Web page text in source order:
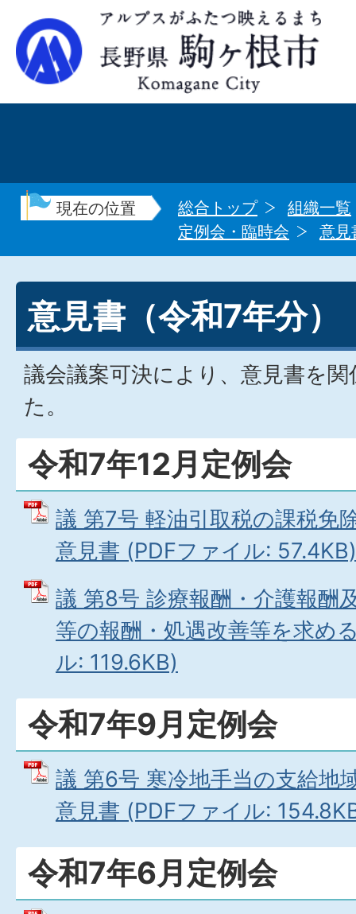
現在の位置 総合トップ
組織一覧
定例会・臨時会
意見
意見書（令和7年分）
議会議案可決により、意見書を
た。
令和7年12月定例会
議 第7号 軽油引取税の課税免
意見書 (PDFファイル: 57.4KB)
議 第8号 診療報酬・介護報酬
等の報酬・処遇改善等を求め
ル: 119.6KB)
令和7年9月定例会
議 第6号 寒冷地手当の支給地
意見書 (PDFファイル:
令和7年6月定例会